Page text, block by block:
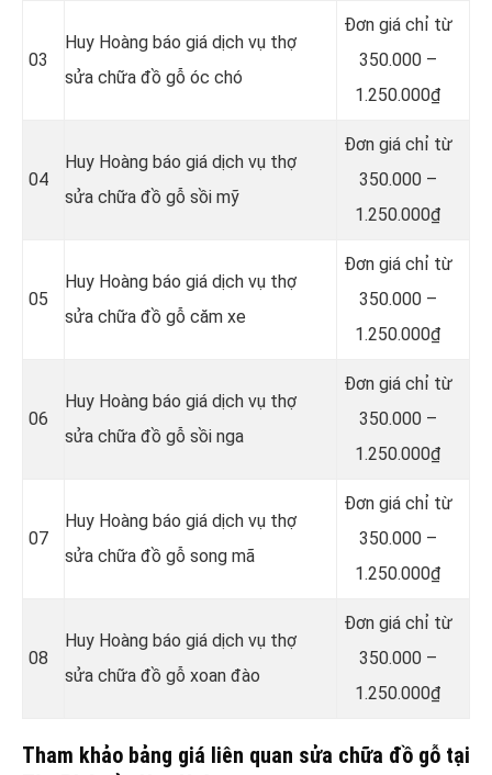
03
Huy Hoàng báo giá dịch vụ thợ
sửa chữa đồ gỗ óc chó
Đơn giá chỉ từ
350.000 –
1.250.000₫
04
Huy Hoàng báo giá dịch vụ thợ
sửa chữa đồ gỗ sồi mỹ
Đơn giá chỉ từ
350.000 –
1.250.000₫
05
Huy Hoàng báo giá dịch vụ thợ
sửa chữa đồ gỗ căm xe
Đơn giá chỉ từ
350.000 –
1.250.000₫
06
Huy Hoàng báo giá dịch vụ thợ
sửa chữa đồ gỗ sồi nga
Đơn giá chỉ từ
350.000 –
1.250.000₫
07
Huy Hoàng báo giá dịch vụ thợ
sửa chữa đồ gỗ song mã
Đơn giá chỉ từ
350.000 –
1.250.000₫
08
Huy Hoàng báo giá dịch vụ thợ
sửa chữa đồ gỗ xoan đào
Đơn giá chỉ từ
350.000 –
1.250.000₫
Tham khảo bảng giá liên quan sửa chữa đồ gỗ tại